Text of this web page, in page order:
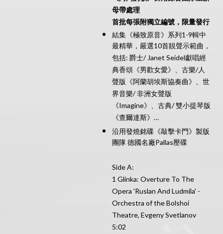
母帶處理
首批每張附獨立編號，限量發行
結集《極致原音》系列1-9輯中
最精華，嚴選10首靚聲示範曲，
包括: 爵士/ Janet Seidel獻唱經
典香頌《男歡女愛》、古樂/人
聲版《阿蘭胡埃斯協奏曲》、世
界音樂/ 非洲女聲版
《Imagine》、古典/ 雙小提琴版
《查爾達斯》…
沿用發燒銘碟《敲擊卡門》製版
團隊 德國名廠Pallas壓碟
Side A:
1 Glinka: Overture To The
Opera 'Ruslan And Ludmila' -
Orchestra of the Bolshoi
Theatre, Evgeny Svetlanov
5:02